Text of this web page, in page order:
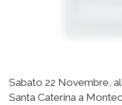
Sabato 22 Novembre,
Santa Caterina a